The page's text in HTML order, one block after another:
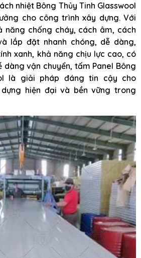
nhiệt Bông Thủy Tinh Glasswool
cho công trình xây dựng. Với
năng chống cháy, cách âm, cách
lắp đặt nhanh chóng, dễ dàng,
xanh, khả năng chịu lực cao, có
dàng vận chuyển, tấm Panel Bông
là giải pháp đáng tin cậy cho
hiện đại và bền vững trong